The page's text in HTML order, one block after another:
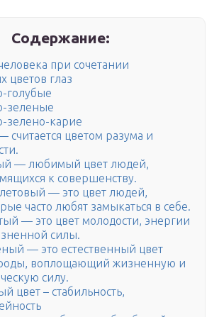
Содержание:
при сочетании
цветов глаз
голубые
зеленые
зелено-карие
цветом разума и
— любимый цвет людей,
к совершенству.
— это цвет людей,
часто любят замыкаться в себе.
— это цвет молодости, энергии
силы.
— это естественный цвет
воплощающий жизненную и
силу.
цвет – стабильность,